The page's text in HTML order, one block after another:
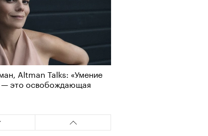
Altman Talks: «Умение
— это освобождающая